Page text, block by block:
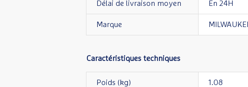
Délai de livraison moyen En 24H
Marque
Caractéristiques techniques
Poids (kg) 1.08